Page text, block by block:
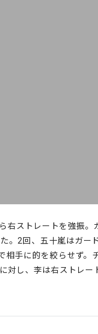
右ストレートを強振
。2回、五十嵐はガー
相手に的を絞らせず
対し、李は右ストレー